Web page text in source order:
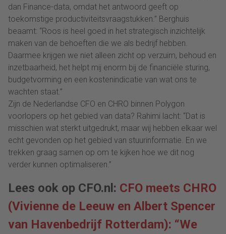
dan Finance-data, omdat het antwoord geeft op
toekomstige productiviteitsvraagstukken.” Berghuis
beaamt: “Roos is heel goed in het strategisch inzichtelijk
maken van de behoeften die we als bedrijf hebben.
Daarmee krijgen we niet alleen zicht op verzuim, behoud en
inzetbaarheid, het helpt mij enorm bij de financiële sturing,
budgetvorming en een kostenindicatie van wat ons te
wachten staat.”
Zijn de Nederlandse CFO en CHRO binnen Polygon
voorlopers op het gebied van data? Rahimi lacht: “Dat is
misschien wat sterkt uitgedrukt, maar wij hebben elkaar wel
echt gevonden op het gebied van stuurinformatie. En we
trekken graag samen op om te kijken hoe we dit nog
verder kunnen optimaliseren.”
Lees ook op CFO.nl: CFO meets CHRO
(Vivienne de Leeuw en Albert Spencer
van Havenbedrijf Rotterdam): “We